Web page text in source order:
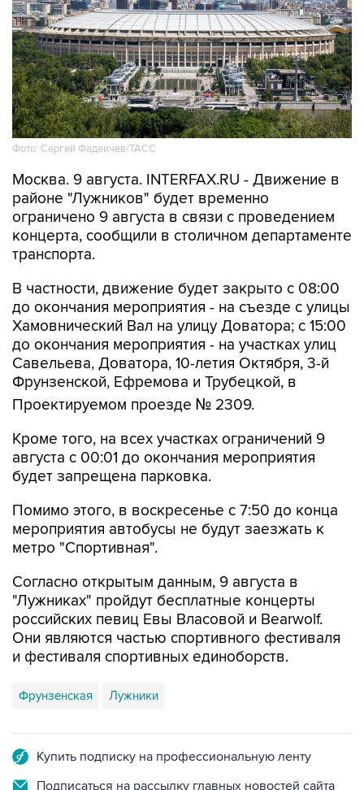
Фото: Сергей Фадеичев/ТАСС
Москва. 9 августа. INTERFAX.RU - Движение в
ограничено 9 августа в связи с проведением
концерта, сообщили в столичном департаменте
транспорта.
В частности, движение будет закрыто с 08:00
Хамовнический Вал на улицу Доватора; с 15:00
до окончания мероприятия - на участках улиц
Савельева, Доватора, 10-летия Октября, 3-й
Фрунзенской, Ефремова и Трубецкой, в
Проектируемом проезде № 2309.
Кроме того, на всех участках ограничений 9
будет запрещена парковка.
Помимо этого, в воскресенье с 7:50 до конца
метро "Спортивная".
Согласно открытым данным, 9 августа в
российских певиц Евы Власовой и Bearwolf.
Они являются частью спортивного фестиваля
и фестиваля спортивных единоборств.
Фрунзенская Лужники
Подписаться на рассылку главных новостей сайта
Получать оперативные новости в официальном